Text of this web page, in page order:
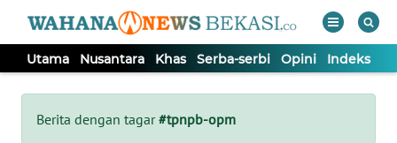
Utama Nusantara Khas Serba-serbi Opini Indeks
Berita dengan tagar#tpnpb-opm
Tutup